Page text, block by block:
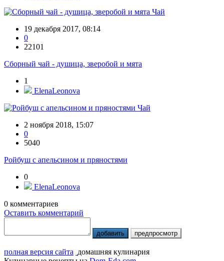
Чай
19 декабря 2017, 08:14
0
22101
Сборный чай - душица, зверобой и мята
1
ElenaLeonova
Чай
2 ноября 2018, 15:07
0
5040
Ройбуш с апельсином и пряностями
0
ElenaLeonova
0 комментариев
Оставить комментарий
добавить предпросмотр
полная версия сайта домашняя кулинария